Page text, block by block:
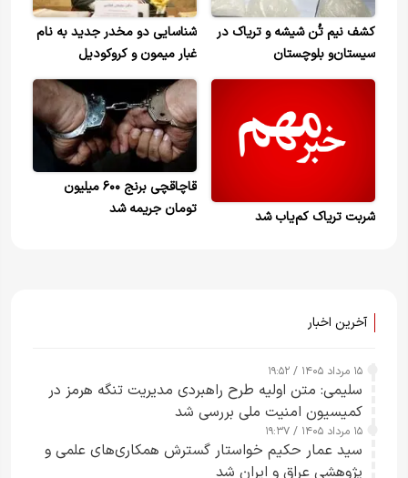
کشف نیم تُن شیشه و تریاک در
سیستان‌و بلوچستان
شناسایی دو مخدر جدید به نام
غبار میمون و کروکودیل
شربت تریاک کم‌یاب شد
قاچاقچی برنج ۶۰۰ میلیون
تومان جریمه شد
آخرین اخبار
۱۵ مرداد ۱۴۰۵ / ۱۹:۵۲
سلیمی: متن اولیه طرح راهبردی مدیریت تنگه هرمز در
کمیسیون امنیت ملی بررسی شد
۱۵ مرداد ۱۴۰۵ / ۱۹:۳۷
سید عمار حکیم خواستار گسترش همکاری‌های علمی و
پژوهشی عراق و ایران شد